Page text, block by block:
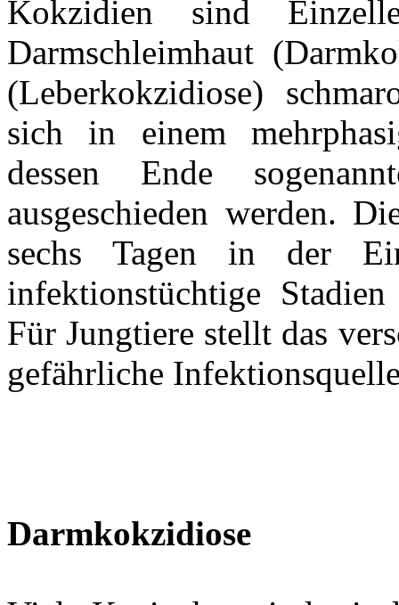
Kokzidien sind
Darmschleimhaut
(Leberkokzidiose)
sich in einem
dessen Ende
ausgeschieden werden.
sechs Tagen in der
infektionstüchtige
Für Jungtiere stellt das
gefährliche
Darmkokzidiose